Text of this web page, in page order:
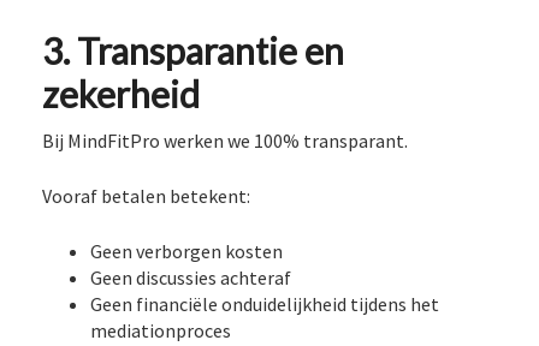
3. Transparantie en
zekerheid
Bij MindFitPro werken we 100% transparant.
Vooraf betalen betekent:
Geen verborgen kosten
Geen discussies achteraf
Geen financiële onduidelijkheid tijdens het
mediationproces